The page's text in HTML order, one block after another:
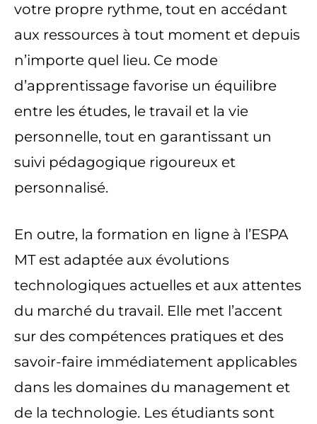
votre propre rythme, tout en accédant
aux ressources à tout moment et depuis
n’importe quel lieu. Ce mode
d’apprentissage favorise un équilibre
entre les études, le travail et la vie
personnelle, tout en garantissant un
suivi pédagogique rigoureux et
personnalisé.
En outre, la formation en ligne à l’ESPA
MT est adaptée aux évolutions
technologiques actuelles et aux attentes
du marché du travail. Elle met l’accent
sur des compétences pratiques et des
savoir-faire immédiatement applicables
dans les domaines du management et
de la technologie. Les étudiants sont